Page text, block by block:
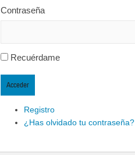
Contraseña
Recuérdame
Acceder
Registro
¿Has olvidado tu contraseña?